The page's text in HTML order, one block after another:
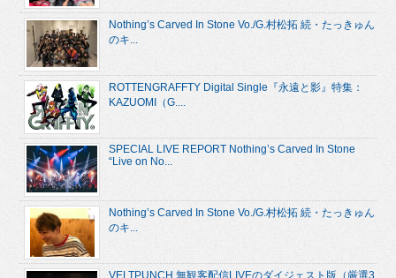
Nothing’s Carved In Stone Vo./G.村松拓 続・たっきゅん
のキ...
ROTTENGRAFFTY Digital Single『永遠と影』特集：
KAZUOMI（G....
SPECIAL LIVE REPORT Nothing’s Carved In Stone
“Live on No...
Nothing’s Carved In Stone Vo./G.村松拓 続・たっきゅん
のキ...
VELTPUNCH 無観客配信LIVEのダイジェスト版（厳選3